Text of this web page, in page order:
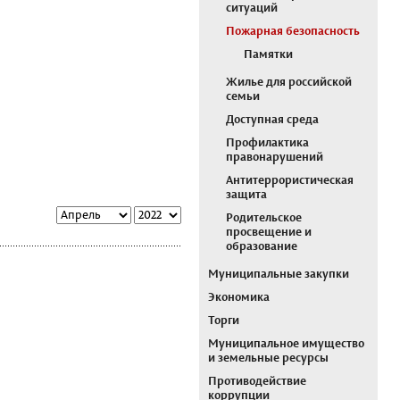
ситуаций
Пожарная безопасность
Памятки
Жилье для российской
семьи
Доступная среда
Профилактика
правонарушений
Антитеррористическая
защита
Родительское
просвещение и
образование
Муниципальные закупки
Экономика
Торги
Муниципальное имущество
и земельные ресурсы
Противодействие
коррупции